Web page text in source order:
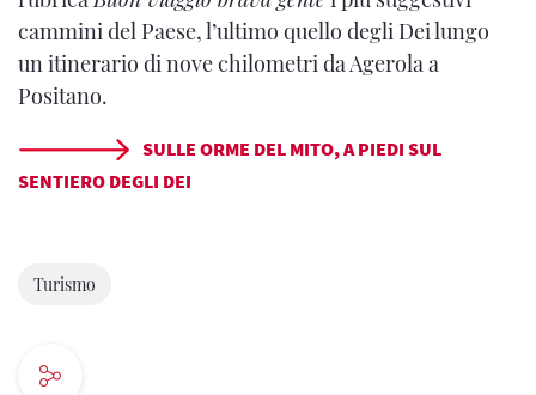
cammini del Paese, l’ultimo quello degli Dei lungo
un itinerario di nove chilometri da Agerola a
Positano.
SULLE ORME DEL MITO, A PIEDI SUL
SENTIERO DEGLI DEI
Turismo